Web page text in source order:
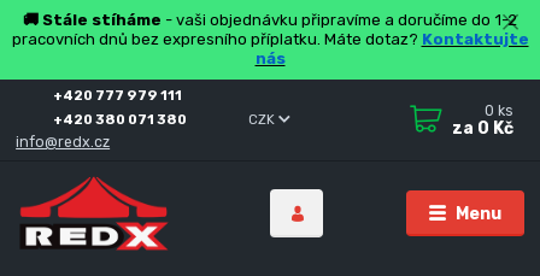
🚚 Stále stíháme - vaši objednávku připravíme a doručíme do 1-2
pracovních dnů bez expresního příplatku. Máte dotaz? Kontaktujte
nás
Menu
CZK
+420 777 979 111
+420 380 071 380
info@redx.cz
0 ks
za 0 Kč